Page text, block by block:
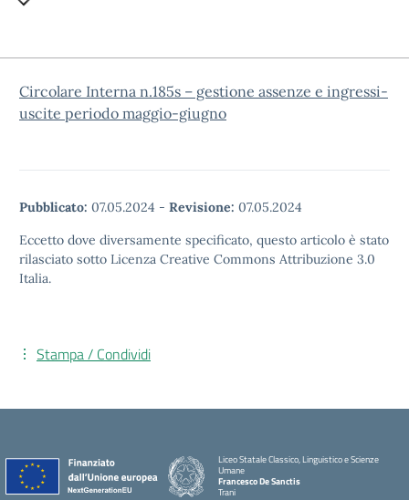
Circolare Interna n.185s – gestione assenze e ingressi-
uscite periodo maggio-giugno
Pubblicato: 07.05.2024 - Revisione: 07.05.2024
Eccetto dove diversamente specificato, questo articolo è stato
rilasciato sotto Licenza Creative Commons Attribuzione 3.0
Italia.
Stampa / Condividi
Liceo Statale Classico, Linguistico e Scienze
Umane
Francesco De Sanctis
Trani